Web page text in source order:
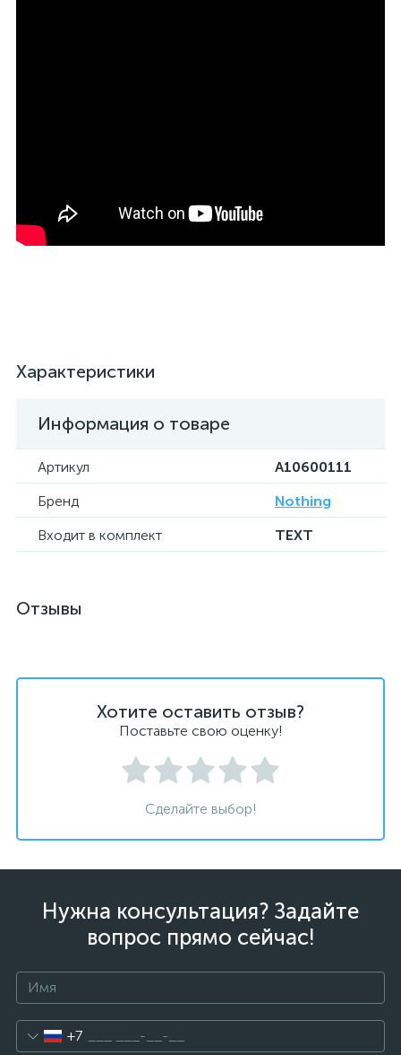
Характеристики
Информация о товаре
Артикул
A10600111
Бренд
Nothing
Входит в комплект
TEXT
Отзывы
Хотите оставить отзыв?
Поставьте свою оценку!
Сделайте выбор!
Нужна консультация? Задайте
вопрос прямо сейчас!
+7